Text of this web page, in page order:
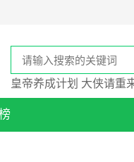
皇帝养成计划 大侠请重